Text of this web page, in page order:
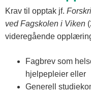
Krav til opptak jf.
ved Fagskolen i Viken
videregående
Fagbrev som
hjelpepleier eller
Generell